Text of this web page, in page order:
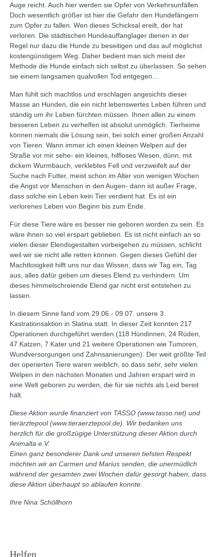
Auge reicht. Auch hier werden sie Opfer von Verkehrsunfällen.
Doch wesentlich größer ist hier die Gefahr den Hundefängern
zum Opfer zu fallen. Wen dieses Schicksal ereilt, der hat
verloren. Die städtischen Hundeauffanglager dienen in der
Regel nur dazu die Hunde zu beseitigen und das auf möglichst
kostengünstigem Weg. Daher bedient man sich meist der
Methode die Hunde einfach sich selbst zu überlassen. So sehen
sie einem langsamen qualvollen Tod entgegen...
Man fühlt sich machtlos und erschlagen angesichts dieser
Masse an Hunden, die ein nicht lebenswertes Leben führen und
ständig um ihr Leben fürchten müssen. Ihnen allen zu einem
besseren Leben zu verhelfen ist absolut unmöglich. Tierheime
können niemals die Lösung sein, bei solch einer großen Anzahl
von Tieren. Wann immer ich einen kleinen Welpen auf der
Straße vor mir sehe- ein kleines, hilfloses Wesen, dünn, mit
dickem Wurmbauch, verklebtes Fell und verzweifelt auf der
Suche nach Futter, meist schon im Alter von wenigen Wochen
die Angst vor Menschen in den Augen- dann ist außer Frage,
dass solche ein Leben kein Tier verdient hat. Es ist ein
verlorenes Leben von Beginn bis zum Ende.
Für diese Tiere wäre es besser nie geboren worden zu sein. Es
wäre ihnen so viel erspart geblieben. Es ist nicht einfach an so
vielen dieser Elendsgestalten vorbeigehen zu müssen, schlicht
weil wir sie nicht alle retten können. Gegen dieses Gefühl der
Machtlosigkeit hilft uns nur das Wissen, dass wir Tag ein, Tag
aus, alles dafür geben um dieses Elend zu verhindern. Um
dieses himmelschreiende Elend gar nicht erst entstehen zu
lassen.
In diesem Sinne fand vom 29.06.- 09.07. unsere 3.
Kastrationsaktion in Slatina statt. In dieser Zeit konnten 217
Operationen durchgeführt werden (118 Hündinnen, 24 Rüden,
47 Katzen, 7 Kater und 21 weitere Operationen wie Tumoren,
Wundversorgungen und Zahnsanierungen). Der weit größte Teil
der operierten Tiere waren weiblich, so dass sehr, sehr vielen
Welpen in den nächsten Monaten und Jahren erspart wird in
eine Welt geboren zu werden, die für sie nichts als Leid bereit
hält.
Diese Aktion wurde finanziert von TASSO (www.tasso.net) und
tierärztepool (www.tieraerztepool.de). Wir bedanken uns
herzlich für die großzügige Unterstützung dieser Aktion durch
Animalta e.V.
Einen ganz besonderer Dank und unseren tiefsten Respekt
möchten wir an Carmen und Marius senden, die unermüdlich
während der gesamten zwei Wochen dafür gesorgt haben, dass
diese Aktion überhaupt so ablaufen konnte.
Ihre Nina Schöllhorn
Helfen